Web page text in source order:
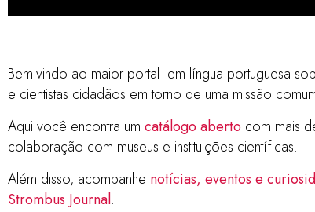
Brasil
mais de 3.000
Bem-vindo ao maior portal em língua portuguesa
e cientistas cidadãos em torno de uma missão
Aqui você encontra um catálogo aberto com mais
colaboração com museus e instituições científicas.
Além disso, acompanhe notícias, eventos e
Strombus Journal.